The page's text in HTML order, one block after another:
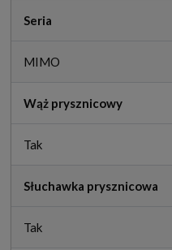
Seria
MIMO
Wąż prysznicowy
Tak
Słuchawka prysznicowa
Tak